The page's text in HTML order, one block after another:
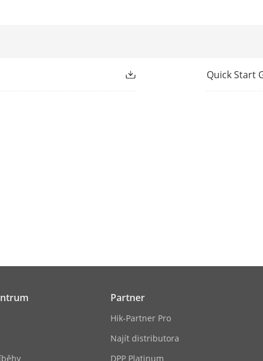
Quick Start
Partner
Hik-Partner Pro
Najít distributora
DPP Platinum